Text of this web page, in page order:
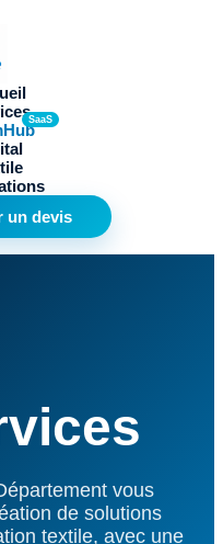
un devis
vous
de solutions
textile, avec une